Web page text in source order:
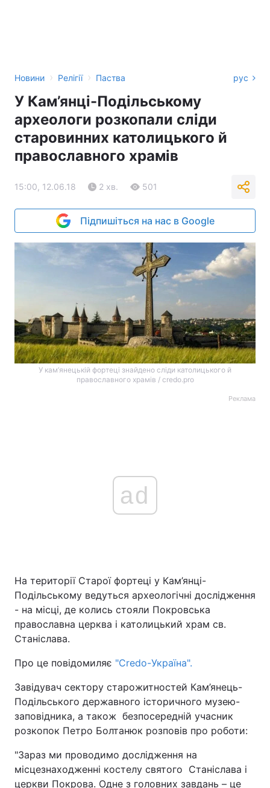
Новини › Релігії › Паства рус
У Кам’янці-Подільському
археологи розкопали сліди
старовинних католицького й
православного храмів
15:00, 12.06.18 2 хв. 501
Підпишіться на нас в Google
У кам’янецькій фортеці знайдено сліди католицького й
православного храмів / credo.pro
Реклама
ad
На території Старої фортеці у Кам’янці-
Подільському ведуться археологічні дослідження
- на місці, де колись стояли Покровська
православна церква і католицький храм св.
Станіслава.
Про це повідомиляє "Сredo-Україна".
Завідувач сектору старожитностей Кам’янець-
Подільського державного історичного музею-
заповідника, а також безпосередній учасник
розкопок Петро Болтанюк розповів про роботи:
"Зараз ми проводимо дослідження на
місцезнаходженні костелу святого Станіслава і
церкви Покрова. Одне з головних завдань – це